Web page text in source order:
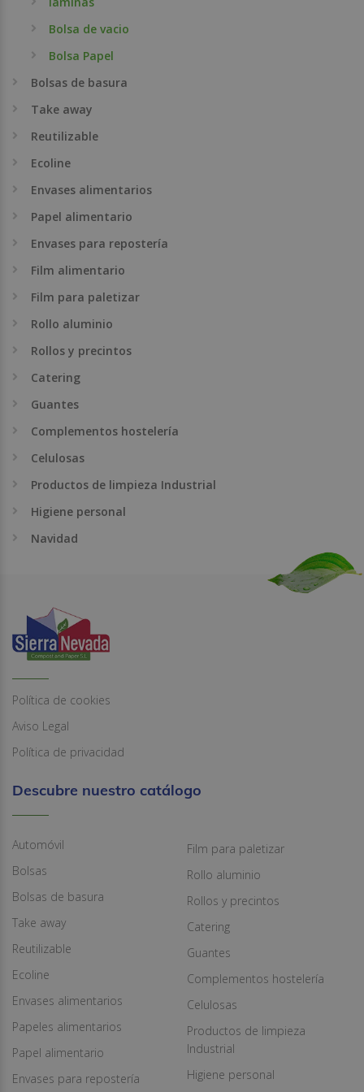
Bolsa de vacio
Bolsa Papel
Bolsas de basura
Take away
Reutilizable
Ecoline
Envases alimentarios
Papel alimentario
Envases para repostería
Film alimentario
Film para paletizar
Rollo aluminio
Rollos y precintos
Catering
Guantes
Complementos hostelería
Celulosas
Productos de limpieza Industrial
Higiene personal
Navidad
Política de cookies
Aviso Legal
Política de privacidad
Descubre nuestro catálogo
Automóvil
Bolsas
Bolsas de basura
Take away
Reutilizable
Ecoline
Envases alimentarios
Papeles alimentarios
Papel alimentario
Envases para repostería
Film para paletizar
Rollo aluminio
Rollos y precintos
Catering
Guantes
Complementos hostelería
Celulosas
Productos de limpieza
Industrial
Higiene personal